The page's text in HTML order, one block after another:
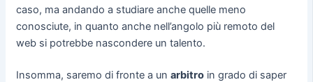
caso, ma andando a studiare anche quelle meno
conosciute, in quanto anche nell’angolo più remoto del
web si potrebbe nascondere un talento.
Insomma, saremo di fronte a un arbitroin grado di saper